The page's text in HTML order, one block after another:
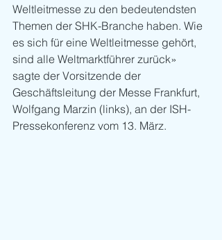
Weltleitmesse zu den bedeutendsten
Themen der SHK-Branche haben. Wie
es sich für eine Weltleitmesse gehört,
sind alle Weltmarktführer zurück»
sagte der Vorsitzende der
Geschäftsleitung der Messe Frankfurt,
Wolfgang Marzin (links), an der ISH-
Pressekonferenz vom 13. März.